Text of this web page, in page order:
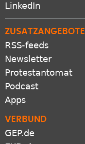
LinkedIn
ZUSATZANGEBOTE
RSS-feeds
Newsletter
Protestantomat
Podcast
Apps
VERBUND
GEP.de